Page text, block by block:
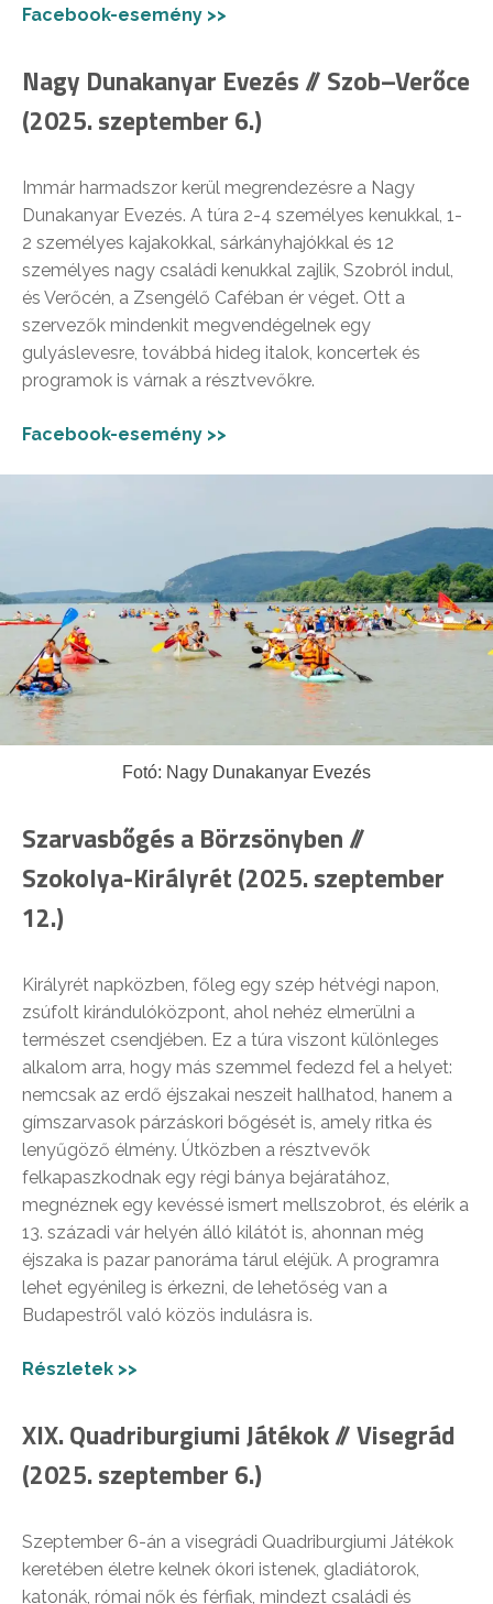
Facebook-esemény >>
Nagy Dunakanyar Evezés // Szob–Verőce
(2025. szeptember 6.)
Immár harmadszor kerül megrendezésre a Nagy
Dunakanyar Evezés. A túra 2-4 személyes kenukkal, 1-
2 személyes kajakokkal, sárkányhajókkal és 12
személyes nagy családi kenukkal zajlik, Szobról indul,
és Verőcén, a Zsengélő Caféban ér véget. Ott a
szervezők mindenkit megvendégelnek egy
gulyáslevesre, továbbá hideg italok, koncertek és
programok is várnak a résztvevőkre.
Facebook-esemény >>
Fotó: Nagy Dunakanyar Evezés
Szarvasbőgés a Börzsönyben //
Szokolya-Királyrét (2025. szeptember
12.)
Királyrét napközben, főleg egy szép hétvégi napon,
zsúfolt kirándulóközpont, ahol nehéz elmerülni a
természet csendjében. Ez a túra viszont különleges
alkalom arra, hogy más szemmel fedezd fel a helyet:
nemcsak az erdő éjszakai neszeit hallhatod, hanem a
gímszarvasok párzáskori bőgését is, amely ritka és
lenyűgöző élmény. Útközben a résztvevők
felkapaszkodnak egy régi bánya bejáratához,
megnéznek egy kevéssé ismert mellszobrot, és elérik a
13. századi vár helyén álló kilátót is, ahonnan még
éjszaka is pazar panoráma tárul eléjük. A programra
lehet egyénileg is érkezni, de lehetőség van a
Budapestről való közös indulásra is.
Részletek >>
XIX. Quadriburgiumi Játékok // Visegrád
(2025. szeptember 6.)
Szeptember 6-án a visegrádi Quadriburgiumi Játékok
keretében életre kelnek ókori istenek, gladiátorok,
katonák, római nők és férfiak, mindezt családi és